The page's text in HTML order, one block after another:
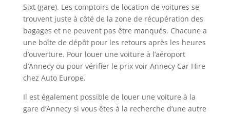
Sixt (gare). Les comptoirs de location de voitures se
trouvent juste à côté de la zone de récupération des
bagages et ne peuvent pas être manqués. Chacune a
une boîte de dépôt pour les retours après les heures
d’ouverture. Pour louer une voiture à l’aéroport
d’Annecy ou pour vérifier le prix voir Annecy Car Hire
chez Auto Europe.
Il est également possible de louer une voiture à la
gare d’Annecy si vous êtes à la recherche d’une autre